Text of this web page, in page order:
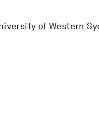
of Western